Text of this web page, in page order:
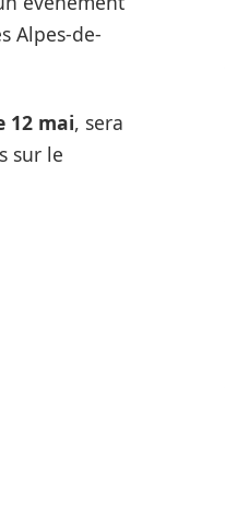
Alpes-de-
12 mai, sera
sur le